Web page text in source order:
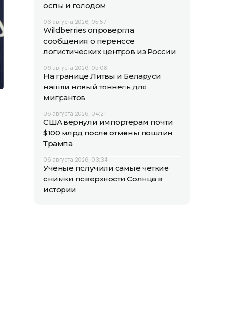
оспы и голодом
06 августа 2026, 05:57
Wildberries опровергла
сообщения о переносе
логистических центров из России
06 августа 2026, 05:08
На границе Литвы и Беларуси
нашли новый тоннель для
мигрантов
06 августа 2026, 04:21
США вернули импортерам почти
$100 млрд после отмены пошлин
Трампа
06 августа 2026, 03:34
Ученые получили самые четкие
снимки поверхности Солнца в
истории